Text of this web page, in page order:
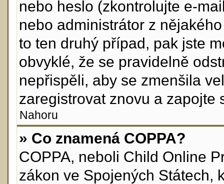
nebo heslo (zkontrolujte e-
nebo administrátor z
to ten druhý případ, pak jste
obvyklé, že se pravidelně
nepřispěli, aby se zmenšila
zaregistrovat znovu a zapojte
Nahoru
» Co znamená COPPA?
COPPA, neboli Child Online
zákon ve Spojených Státech,